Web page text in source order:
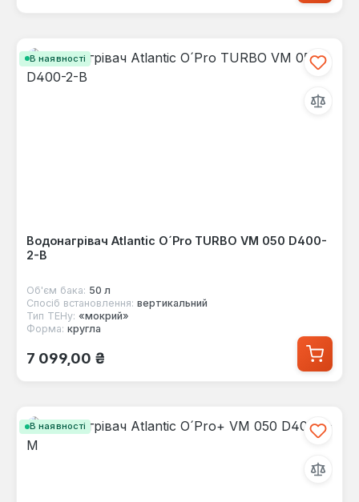
В наявності
Водонагрівач Atlantic O´Pro TURBO VM 050 D400-
2-B
Об'єм бака: 50 л
Спосіб встановлення: вертикальний
Тип ТЕНу: «мокрий»
Форма: кругла
Звичайна ціна:
7 099,00 ₴
В наявності